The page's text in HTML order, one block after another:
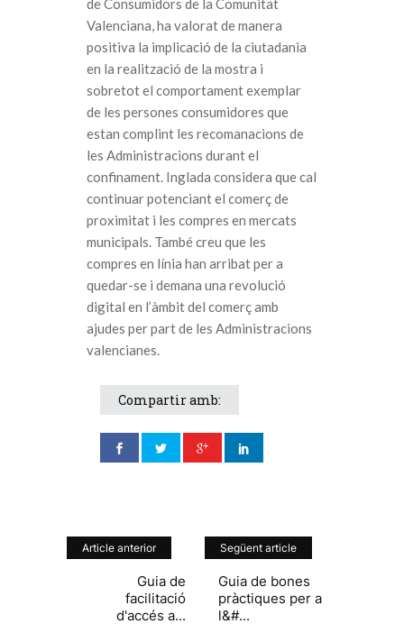
de Consumidors de la Comunitat
Valenciana, ha valorat de manera
positiva la implicació de la ciutadania
en la realització de la mostra i
sobretot el comportament exemplar
de les persones consumidores que
estan complint les recomanacions de
les Administracions durant el
confinament. Inglada considera que cal
continuar potenciant el comerç de
proximitat i les compres en mercats
municipals. També creu que les
compres en línia han arribat per a
quedar-se i demana una revolució
digital en l’àmbit del comerç amb
ajudes per part de les Administracions
valencianes.
Compartir amb:
Article anterior
Guia de
facilitació
d'accés a...
Següent article
Guia de bones
pràctiques per a
l&#...